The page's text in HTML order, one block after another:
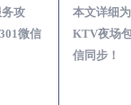
攻
微信
本文详细
KTV夜场
信同步！